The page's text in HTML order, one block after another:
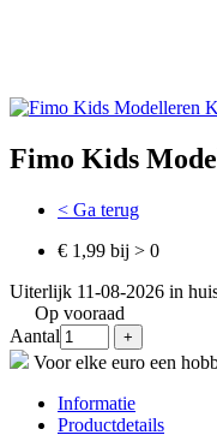
Fimo Kids
< Ga terug
€ 1,99 bij > 0
Uiterlijk 11-08-2026 in
Op vooraad
Aantal
Voor elke euro een
Informatie
Productdetails